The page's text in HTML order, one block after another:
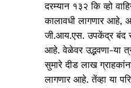
दरम्यान १३२ कि व्हो
कालावधी लागणार आहे,
जी.आय.एस. उपकेंद्र बंद
आहे. वेळेवर उद्भवणा-या
सुमारे दीड लाख
लागणार आहे. तेंव्हा या